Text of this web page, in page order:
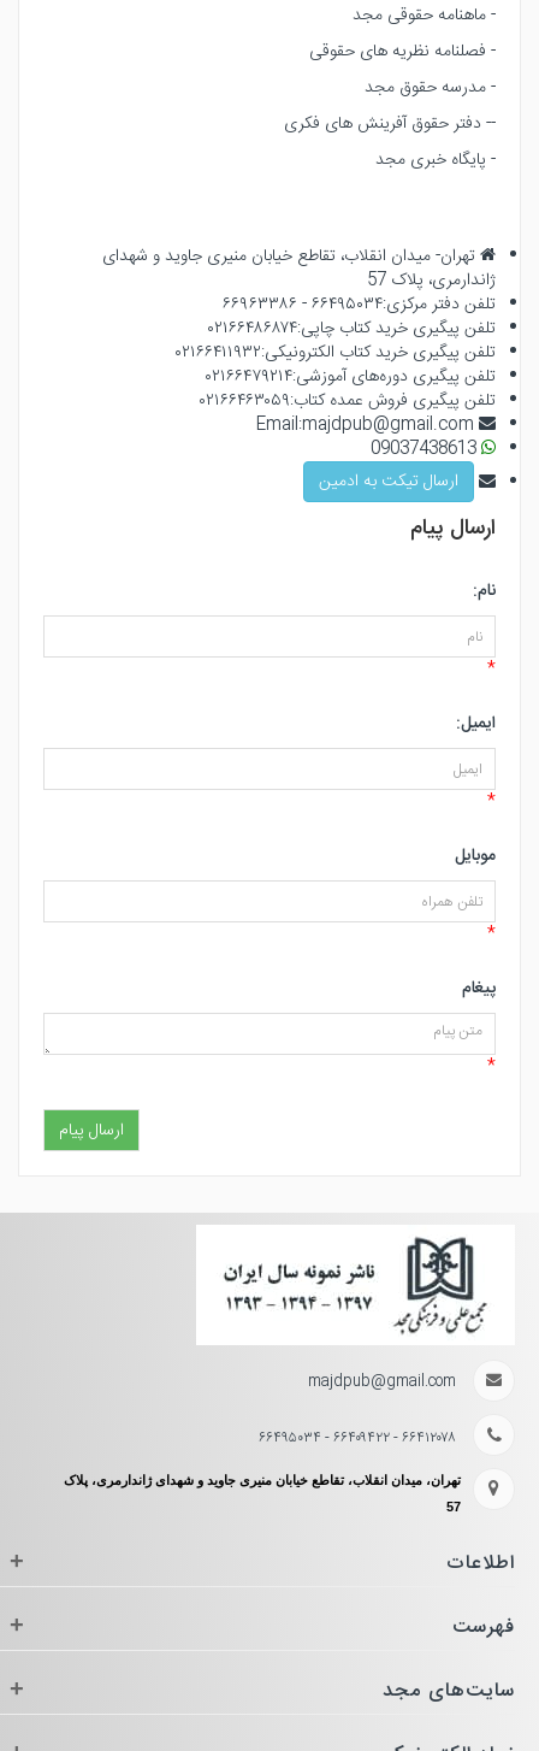
- ماهنامه حقوقی مجد
- فصلنامه نظریه های حقوقی
- مدرسه حقوق مجد
-- دفتر حقوق آفرینش های فکری
- پایگاه خبری مجد
تهران- میدان انقلاب، تقاطع خیابان منیری جاوید و شهدای
ژاندارمری، پلاک 57
تلفن دفتر مرکزی:۶۶۴۹۵۰۳۴ - ۶۶۹۶۳۳۸۶
تلفن پیگیری خرید کتاب چاپی:۰۲۱۶۶۴۸۶۸۷۴
تلفن پیگیری خرید کتاب الکترونیکی:۰۲۱۶۶۴۱۱۹۳۲
تلفن پیگیری دوره‌های آموزشی:۰۲۱۶۶۴۷۹۲۱۴
تلفن پیگیری فروش عمده کتاب:۰۲۱۶۶۴۶۳۰۵۹
majdpub@gmail.com
09037438613
ارسال تیکت به ادمین
ارسال پیام
نام:
*
ایمیل:
*
موبایل
*
پیغام
*
majdpub@gmail.com
۶۶۴۱۲۰۷۸ - ۶۶۴۰۹۴۲۲ - ۶۶۴۹۵۰۳۴
تهران، میدان انقلاب، تقاطع خیابان منیری جاوید و شهدای ژاندارمری، پلاک
57
اطلاعات +
فهرست +
سایت‌های مجد +